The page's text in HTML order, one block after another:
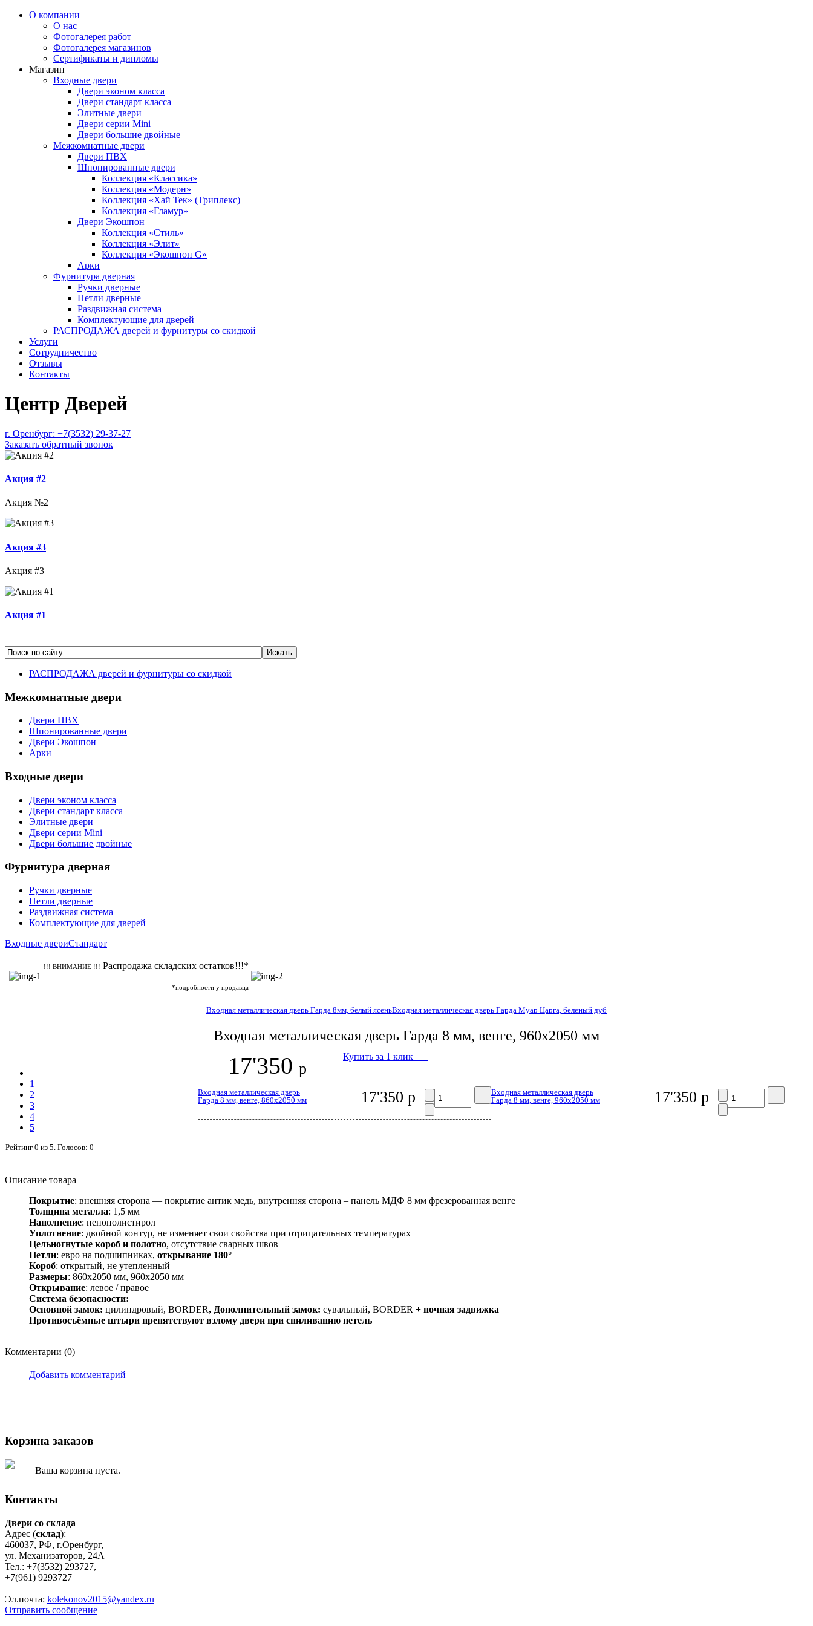
О компании
О нас
Фотогалерея работ
Фотогалерея магазинов
Сертификаты и дипломы
Магазин
Входные двери
Двери эконом класса
Двери стандарт класса
Элитные двери
Двери серии Mini
Двери большие двойные
Межкомнатные двери
Двери ПВХ
Шпонированные двери
Коллекция «Классика»
Коллекция «Модерн»
Коллекция «Хай Тек» (Триплекс)
Коллекция «Гламур»
Двери Экошпон
Коллекция «Cтиль»
Коллекция «Элит»
Коллекция «Экошпон G»
Арки
Фурнитура дверная
Ручки дверные
Петли дверные
Раздвижная система
Комплектующие для дверей
РАСПРОДАЖА дверей и фурнитуры со скидкой
Услуги
Сотрудничество
Отзывы
Контакты
Центр Дверей
г. Оренбург: +7(3532) 29-37-27
Заказать обратный звонок
Акция #2
Акция №2
Акция #3
Акция #3
Акция #1
РАСПРОДАЖА дверей и фурнитуры со скидкой
Межкомнатные двери
Двери ПВХ
Шпонированные двери
Двери Экошпон
Арки
Входные двери
Двери эконом класса
Двери стандарт класса
Элитные двери
Двери серии Mini
Двери большие двойные
Фурнитура дверная
Ручки дверные
Петли дверные
Раздвижная система
Комплектующие для дверей
Входные двериСтандарт
!!! ВНИМАНИЕ !!! Распродажа складских остатков!!!*
*подробности у продавца
Входная металлическая дверь Гарда 8мм, белый ясеньВходная металлическая дверь Гарда Муар Царга, беленый дуб
Входная металлическая дверь Гарда 8 мм, венге, 960x2050 мм
1
2
3
4
5
Рейтинг 0 из 5. Голосов: 0
17'350 р
Купить за 1 клик
Входная металлическая дверь
Гарда 8 мм, венге, 860x2050 мм
17'350 р
Входная металлическая дверь
Гарда 8 мм, венге, 960x2050 мм
17'350 р
Описание товара
Покрытие: внешняя сторона — покрытие антик медь, внутренняя сторона – панель МДФ 8 мм фрезерованная венге
Толщина металла: 1,5 мм
Наполнение: пенополистирол
Уплотнение: двойной контур, не изменяет свои свойства при отрицательных температурах
Цельногнутые короб и полотно, отсутствие сварных швов
Петли: евро на подшипниках, открывание 180°
Короб: открытый, не утепленный
Размеры: 860х2050 мм, 960х2050 мм
Открывание: левое / правое
Система безопасности:
Основной замок: цилиндровый, BORDER, Дополнительный замок: сувальный, BORDER + ночная задвижка
Противосъёмные штыри препятствуют взлому двери при спиливанию петель
Комментарии (0)
Добавить комментарий
Корзина заказов
Ваша корзина пуста.
Контакты
Двери со склада
Адрес (склад):
460037, РФ, г.Оренбург,
ул. Механизаторов, 24А
Тел.: +7(3532) 293727,
+7(961) 9293727
Эл.почта: kolekonov2015@yandex.ru
Отправить сообщение